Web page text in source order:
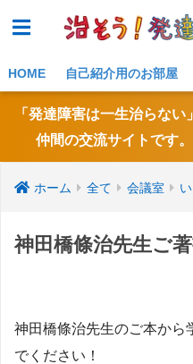
HOME 自己紹介用のお部屋
「発達障害は一生治らな
仲間の交流サイトです
ホーム 全て 会議室
神田橋條治先生ご
神田橋條治先生のご本から
でください！